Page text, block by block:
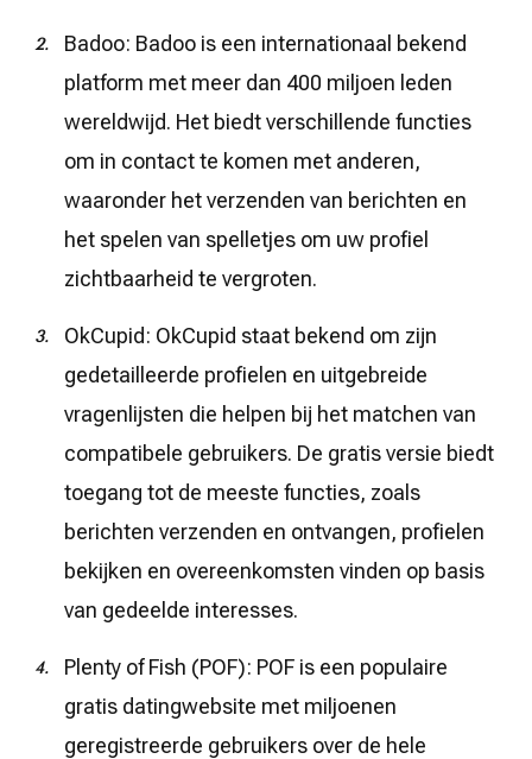
Badoo: Badoo is een internationaal bekend
platform met meer dan 400 miljoen leden
wereldwijd. Het biedt verschillende functies
om in contact te komen met anderen,
waaronder het verzenden van berichten en
het spelen van spelletjes om uw profiel
zichtbaarheid te vergroten.
OkCupid: OkCupid staat bekend om zijn
gedetailleerde profielen en uitgebreide
vragenlijsten die helpen bij het matchen van
compatibele gebruikers. De gratis versie biedt
toegang tot de meeste functies, zoals
berichten verzenden en ontvangen, profielen
bekijken en overeenkomsten vinden op basis
van gedeelde interesses.
Plenty of Fish (POF): POF is een populaire
gratis datingwebsite met miljoenen
geregistreerde gebruikers over de hele